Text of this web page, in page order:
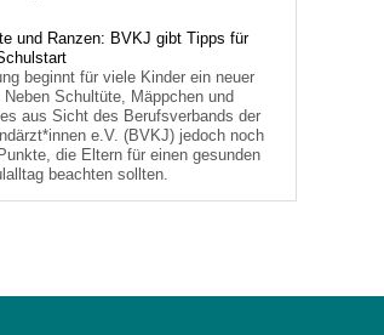
und Ranzen: BVKJ gibt Tipps für
beginnt für viele Kinder ein neuer
Schultüte, Mäppchen und
aus Sicht des Berufsverbands der
e.V. (BVKJ) jedoch noch
die Eltern für einen gesunden
beachten sollten.